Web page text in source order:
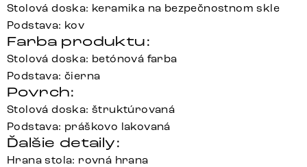
Stolová doska: keramika na bezpečnostnom skle
Podstava: kov
Farba produktu:
Stolová doska: betónová farba
Podstava: čierna
Povrch:
Stolová doska: štruktúrovaná
Podstava: práškovo lakovaná
Ďalšie detaily:
Hrana stola: rovná hrana